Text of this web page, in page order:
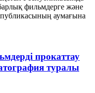
фильмдерге және
аумағына
прокаттау
туралы